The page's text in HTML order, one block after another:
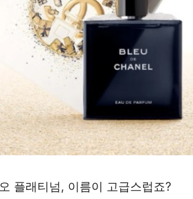
플래티넘, 이름이 고급스럽죠?